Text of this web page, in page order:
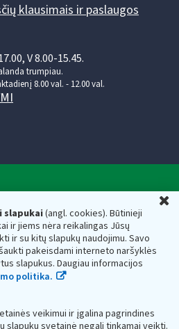
slapukai(angl. cookies). Būtinieji
ir jiems nėra reikalingas Jūsų
ir su kitų slapukų naudojimu. Savo
pakeisdami interneto naršyklės
slapukus. Daugiau informacijos
politika.
veikimui ir įgalina pagrindines
slapukų svetainė negali tinkamai veikti.
klausimais ir paslaugos
V 8.00-15.45.
trumpiau.
8.00 val. - 12.00 val.
kodas — 188659752,
01107 Vilnius, Lietuva, el.paštas:
adresas 188659752
inspekciją prie Lietuvos
kaupiami ir saugomi Juridinių